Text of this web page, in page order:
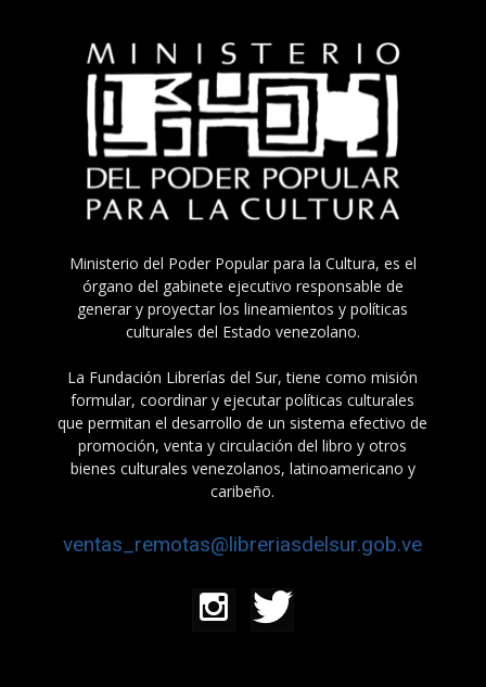
Ministerio del Poder Popular para la Cultura, es el
órgano del gabinete ejecutivo responsable de
generar y proyectar los lineamientos y políticas
culturales del Estado venezolano.
La Fundación Librerías del Sur, tiene como misión
formular, coordinar y ejecutar políticas culturales
que permitan el desarrollo de un sistema efectivo de
promoción, venta y circulación del libro y otros
bienes culturales venezolanos, latinoamericano y
caribeño.
ventas_remotas@libreriasdelsur.gob.ve